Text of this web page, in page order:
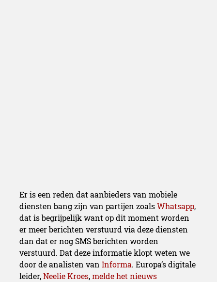
Er is een reden dat aanbieders van mobiele
diensten bang zijn van partijen zoalsWhatsapp,
dat is begrijpelijk want op dit moment worden
er meer berichten verstuurd via deze diensten
dan dat er nog SMS berichten worden
verstuurd. Dat deze informatie klopt weten we
door de analisten van Informa. Europa’s digitale
leider,Neelie Kroes,melde het nieuws